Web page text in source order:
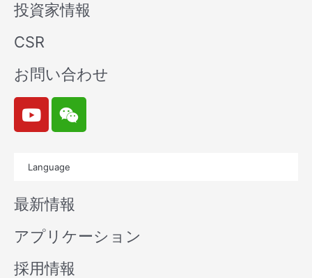
投資家情報
CSR
お問い合わせ
Y
o
u
b
e
W
e
i
n
Language
最新情報
アプリケーション
採用情報